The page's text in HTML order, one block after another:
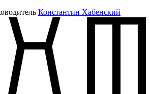
Константин Хабенский